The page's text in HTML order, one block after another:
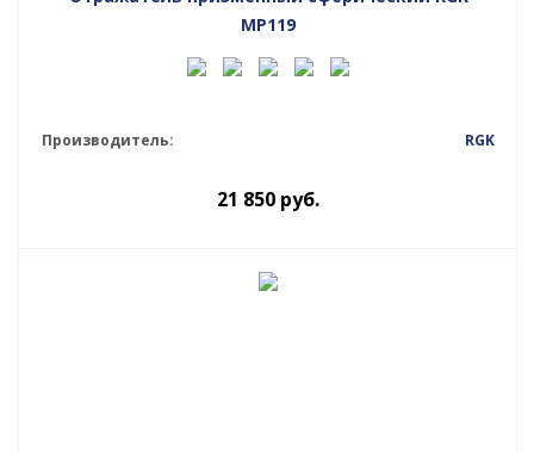
MP119
Производитель: RGK
21 850 руб.